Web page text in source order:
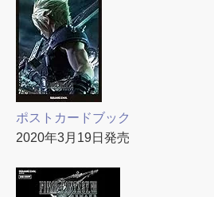
ポストカードブック
2020年3月19日発売